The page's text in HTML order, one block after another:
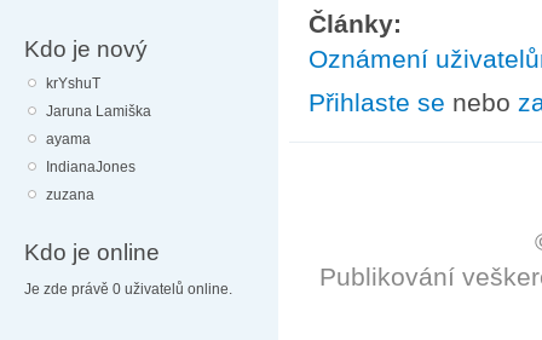
Kdo je nový
krYshuT
Jaruna Lamiška
ayama
IndianaJones
zuzana
Kdo je online
Je zde právě 0 uživatelů online.
Články:
Oznámení
Přihlaste se nebo
Publikování